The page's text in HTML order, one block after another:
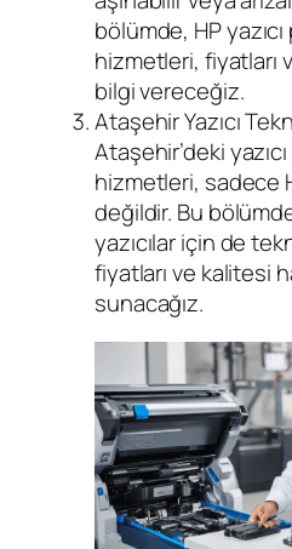
bölümde, HP
hizmetleri, fiyatları
bilgi vereceğiz.
Ataşehir Yazıcı
Ataşehir’deki
hizmetleri, sadece
değildir. Bu
yazıcılar için de
fiyatları ve kalitesi
sunacağız.